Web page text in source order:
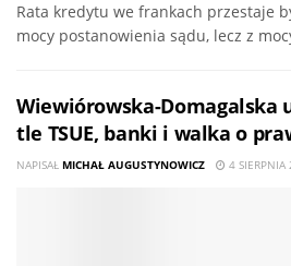
Rata kredytu we frankach przestaje
mocy postanowienia sądu, lecz z
Wiewiórowska-Domagalska
tle TSUE, banki i walka o
NAPISAŁ MICHAŁ AUGUSTYNOWICZ 4 SIERPNIA